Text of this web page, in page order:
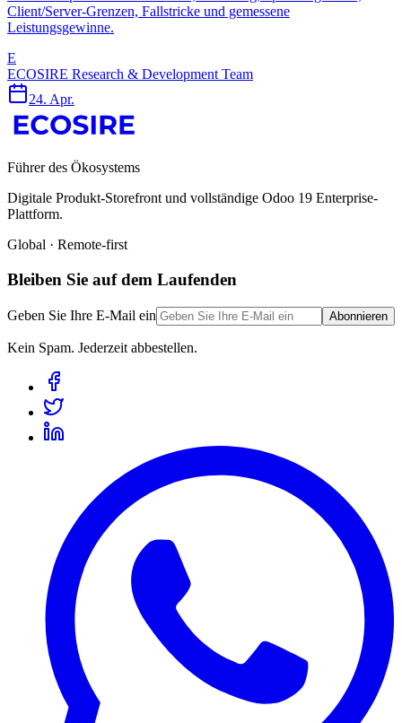
Client/Server-Grenzen, Fallstricke und gemessene
Leistungsgewinne.
E
ECOSIRE Research & Development Team
24. Apr.
Führer des Ökosystems
Digitale Produkt-Storefront und vollständige Odoo 19 Enterprise-
Plattform.
Global · Remote-first
Bleiben Sie auf dem Laufenden
Geben Sie Ihre E-Mail ein Abonnieren
Kein Spam. Jederzeit abbestellen.